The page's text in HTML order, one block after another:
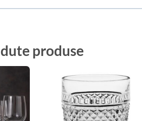
produse